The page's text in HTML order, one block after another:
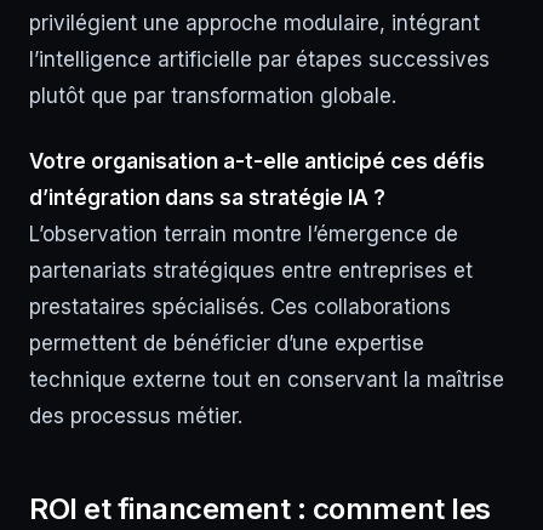
privilégient une approche modulaire, intégrant
l’intelligence artificielle par étapes successives
plutôt que par transformation globale.
Votre organisation a-t-elle anticipé ces défis
d’intégration dans sa stratégie IA ?
L’observation terrain montre l’émergence de
partenariats stratégiques entre entreprises et
prestataires spécialisés. Ces collaborations
permettent de bénéficier d’une expertise
technique externe tout en conservant la maîtrise
des processus métier.
ROI et financement : comment les